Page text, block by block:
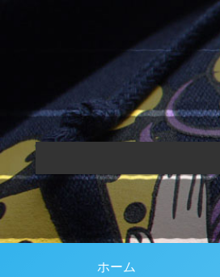
ホーム